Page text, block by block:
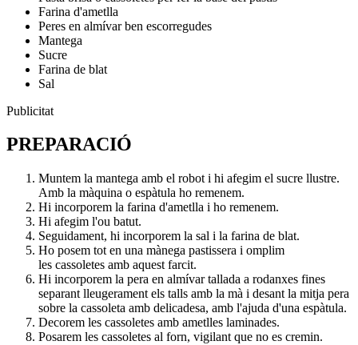
Farina d'ametlla
Peres en almívar ben escorregudes
Mantega
Sucre
Farina de blat
Sal
Publicitat
PREPARACIÓ
Muntem la mantega amb el robot i hi afegim el sucre llustre.
Amb la màquina o espàtula ho remenem.
Hi incorporem la farina d'ametlla i ho remenem.
Hi afegim l'ou batut.
Seguidament, hi incorporem la sal i la farina de blat.
Ho posem tot en una mànega pastissera i omplim
les cassoletes amb aquest farcit.
Hi incorporem la pera en almívar tallada a rodanxes fines
separant lleugerament els talls amb la mà i desant la mitja pera
sobre la cassoleta amb delicadesa, amb l'ajuda d'una espàtula.
Decorem les cassoletes amb ametlles laminades.
Posarem les cassoletes al forn, vigilant que no es cremin.